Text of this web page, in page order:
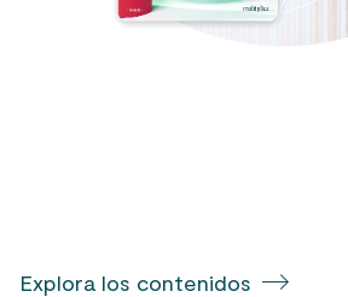
Explora los contenidos